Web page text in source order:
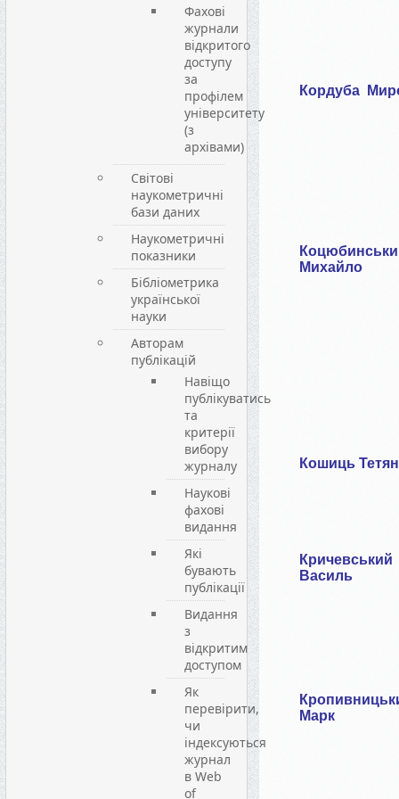
Фахові
журнали
відкритого
доступу
за
профілем
університету
(з
архівами)
Світові
наукометричні
бази даних
Наукометричні
показники
Бібліометрика
української
науки
Авторам
публікацій
Навіщо
публікуватись
та
критерії
вибору
журналу
Наукові
фахові
видання
Які
бувають
публікації
Видання
з
відкритим
доступом
Як
перевірити,
чи
індексуються
журнал
в Web
of
Кордуба
Михайло
Кошиць
Кричевський
Василь
Марк